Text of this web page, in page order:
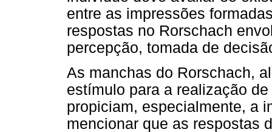
entre as impressões
respostas no Rorschach
percepção, tomada de
As manchas do Rorschach,
estímulo para a realização
propiciam, especialmente, a
mencionar que as respostas